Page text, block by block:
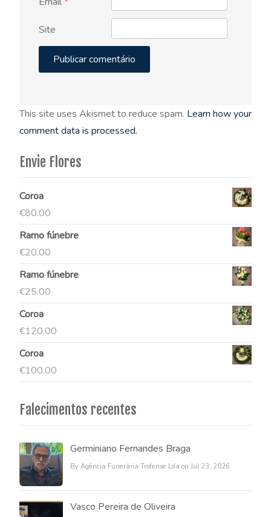
Site
This site uses Akismet to reduce spam. Learn how your
comment data is processed.
Envie Flores
Coroa
€80.00
Ramo fúnebre
€20.00
Ramo fúnebre
€25.00
Coroa
€120.00
Coroa
€100.00
Falecimentos recentes
Germiniano Fernandes Braga
By Agência Funerária Trofense Lda on Jul 23, 2026
Vasco Pereira de Oliveira